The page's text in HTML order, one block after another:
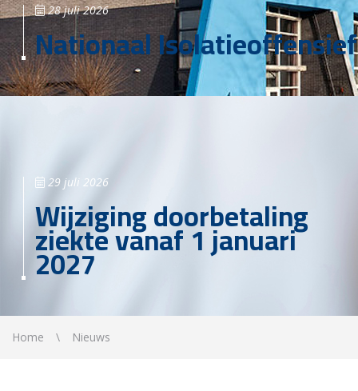
28 juli 2026
Nationaal Isolatieoffensief
29 juli 2026
Wijziging doorbetaling
ziekte vanaf 1 januari
2027
Home Nieuws